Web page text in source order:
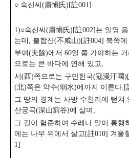
○ 숙신씨(肅愼氏)[註001]
1)○숙신씨(肅愼氏)[註002]는 일명
는데, 불함산(不咸山)[註004] 북쪽에
부여(夫餘)에서 60일 쯤 가야하는
으로는 큰 바다에 연해 있고,
서(西)쪽으로는 구만한국(寇漫汗國
(北)쪽은 약수(弱水)에까지 이른다.[
그 땅의 경계는 사방 수천리에 뻗쳐
산궁곡(深山窮谷)에 살며,
그 길이 험준하여 수레나 말이 통행
에는 나무 위에서 살고[註010] 겨울
1]